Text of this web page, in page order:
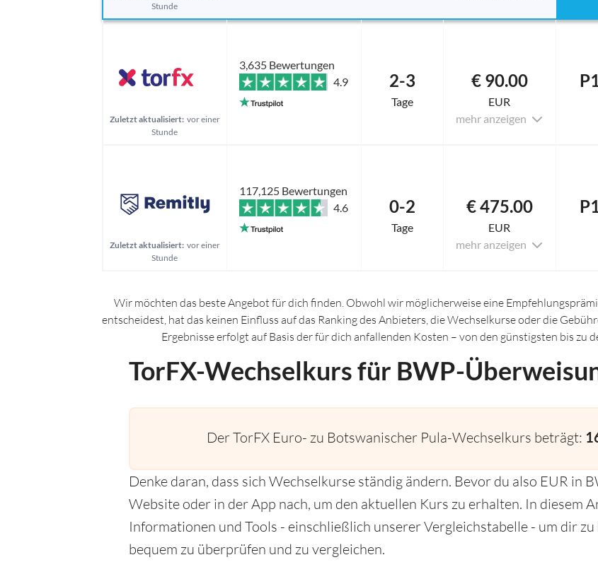
Stunde
Zuletzt aktualisiert: vor einer
Stunde
3,635 Bewertungen
4.9
2-3
Tage
€ 90.00
EUR
mehr anzeigen
Zuletzt aktualisiert: vor einer
Stunde
117,125 Bewertungen
4.6
0-2
Tage
€ 475.00
EUR
mehr anzeigen
Wir möchten das beste Angebot für dich finden. Obwohl wir möglicherweise eine
entscheidest, hat das keinen Einfluss auf das Ranking des Anbieters, die Wechselkurse oder die
Ergebnisse erfolgt auf Basis der für dich anfallenden Kosten – von den günstigsten bis zu
TorFX-Wechselkurs für BWP-
Der TorFX Euro- zu Botswanischer Pula-Wechselkurs beträgt:
Denke daran, dass sich Wechselkurse ständig ändern. Bevor du also EUR in
Website oder in der App nach, um den aktuellen Kurs zu erhalten. In diesem
Informationen und Tools - einschließlich unserer Vergleichstabelle - um dir
bequem zu überprüfen und zu vergleichen.